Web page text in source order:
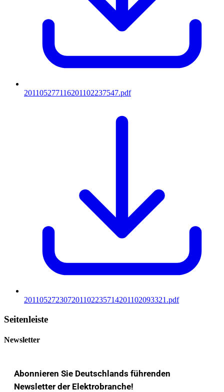
201105277116201102237547.pdf
201105272307201102235714201102093321.pdf
Seitenleiste
Newsletter
Abonnieren Sie Deutschlands führenden
Newsletter der Elektrobranche!